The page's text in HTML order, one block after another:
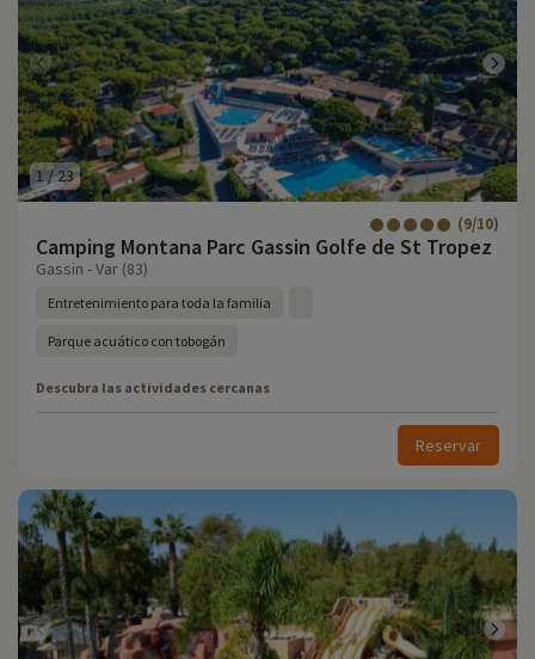
1 /23
Camping Montana Parc Gassin Golfe de St Tropez
(9/10)
Gassin - Var (83)
Entretenimiento para toda la familia
Parque acuático con tobogán
Descubra las actividades cercanas
Reservar